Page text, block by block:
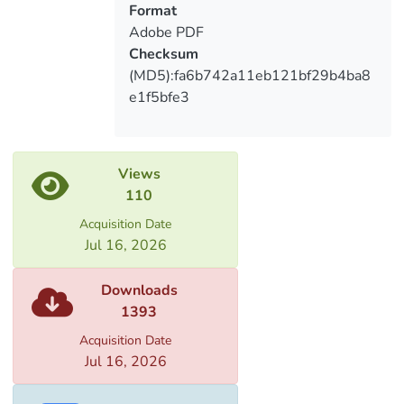
consides strategies for promoting
popularization of Georgian tourism in the
International market and becoming one of
the most attective country in the world.
Format
Adobe PDF
Checksum
(MD5):fa6b742a11eb121bf29b4ba8
e1f5bfe3
Views
110
Acquisition Date
Jul 16, 2026
Downloads
1393
Acquisition Date
Jul 16, 2026